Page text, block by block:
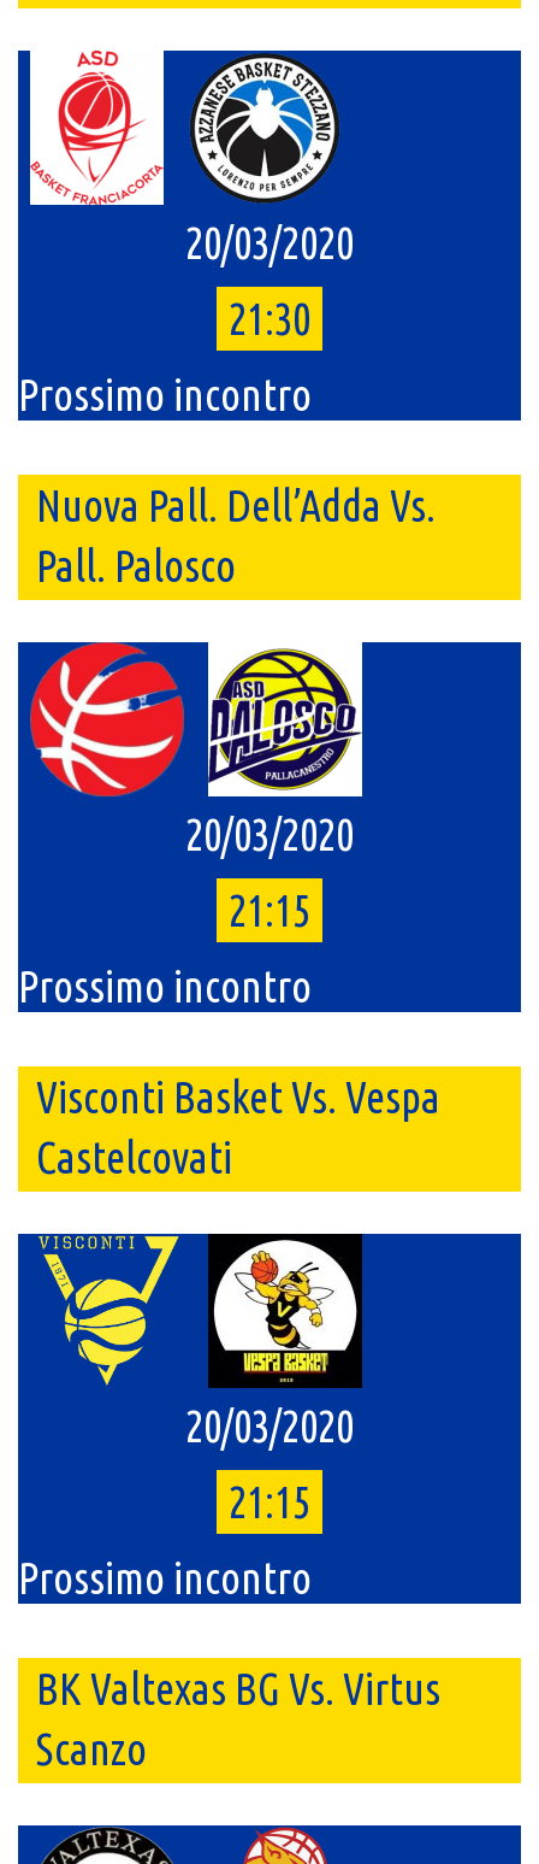
20/03/2020
21:30
Prossimo incontro
Nuova Pall. Dell’Adda Vs.
Pall. Palosco
20/03/2020
21:15
Prossimo incontro
Visconti Basket Vs. Vespa
Castelcovati
20/03/2020
21:15
Prossimo incontro
BK Valtexas BG Vs. Virtus
Scanzo